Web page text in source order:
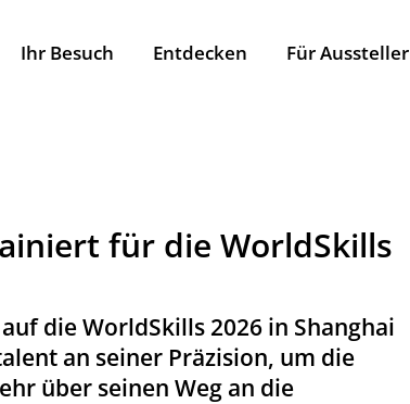
Ihr Besuch Entdecken Für Aussteller
für die WorldSkills
die WorldSkills 2026 in Shanghai
an seiner Präzision, um die
über seinen Weg an die